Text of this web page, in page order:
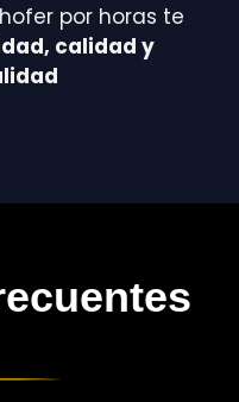
por horas te
calidad y